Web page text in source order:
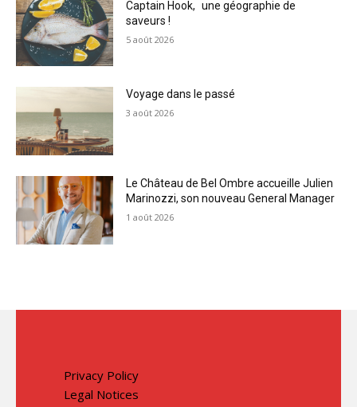
Captain Hook, une géographie de
saveurs !
5 août 2026
Voyage dans le passé
3 août 2026
Le Château de Bel Ombre accueille Julien
Marinozzi, son nouveau General Manager
1 août 2026
Privacy Policy
Legal Notices